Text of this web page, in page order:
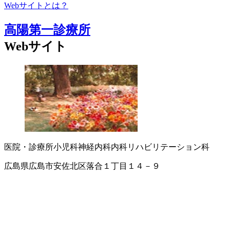
Webサイトとは？
高陽第一診療所
Webサイト
医院・診療所小児科神経内科内科リハビリテーション科
広島県広島市安佐北区落合１丁目１４－９